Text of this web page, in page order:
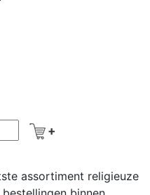
assortiment religieuze